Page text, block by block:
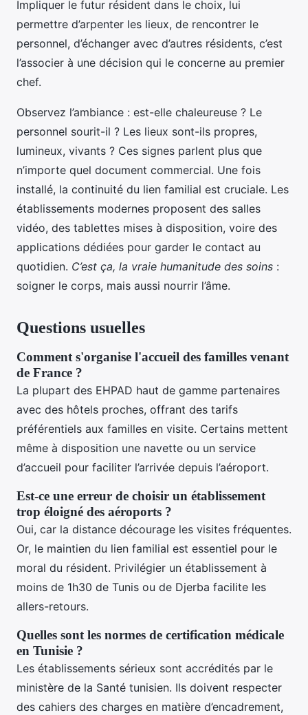
Impliquer le futur résident dans le choix, lui
permettre d’arpenter les lieux, de rencontrer le
personnel, d’échanger avec d’autres résidents, c’est
l’associer à une décision qui le concerne au premier
chef.
Observez l’ambiance : est-elle chaleureuse ? Le
personnel sourit-il ? Les lieux sont-ils propres,
lumineux, vivants ? Ces signes parlent plus que
n’importe quel document commercial. Une fois
installé, la continuité du lien familial est cruciale. Les
établissements modernes proposent des salles
vidéo, des tablettes mises à disposition, voire des
applications dédiées pour garder le contact au
quotidien. C’est ça, la vraie humanitude des soins :
soigner le corps, mais aussi nourrir l’âme.
Questions usuelles
Comment s'organise l'accueil des familles venant
de France ?
La plupart des EHPAD haut de gamme partenaires
avec des hôtels proches, offrant des tarifs
préférentiels aux familles en visite. Certains mettent
même à disposition une navette ou un service
d’accueil pour faciliter l’arrivée depuis l’aéroport.
Est-ce une erreur de choisir un établissement
trop éloigné des aéroports ?
Oui, car la distance décourage les visites fréquentes.
Or, le maintien du lien familial est essentiel pour le
moral du résident. Privilégier un établissement à
moins de 1h30 de Tunis ou de Djerba facilite les
allers-retours.
Quelles sont les normes de certification médicale
en Tunisie ?
Les établissements sérieux sont accrédités par le
ministère de la Santé tunisien. Ils doivent respecter
des cahiers des charges en matière d’encadrement,